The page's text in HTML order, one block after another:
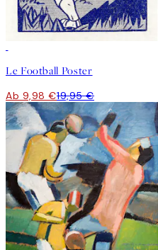
Le Football Poster
Ab 9,98 €19,95 €